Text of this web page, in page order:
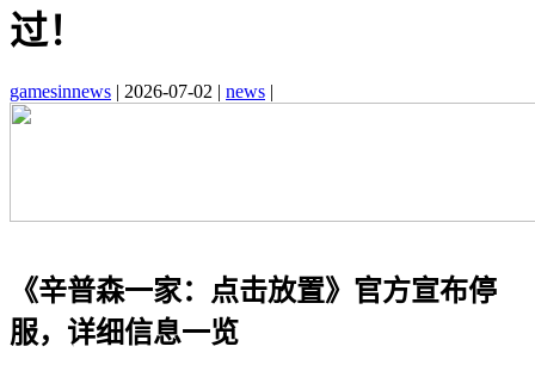
过！
gamesinnews | 2026-07-02 | news |
《辛普森一家：点击放置》官方宣布停
服，详细信息一览